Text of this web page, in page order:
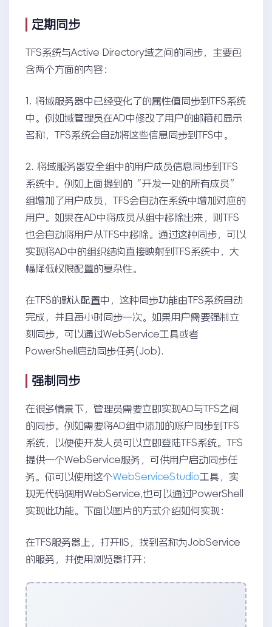
定期同步
TFS系统与Active Directory域之间的同步，主要包
含两个方面的内容：
1. 将域服务器中已经变化了的属性值同步到TFS系统
中。例如域管理员在AD中修改了用户的邮箱和显示
名称，TFS系统会自动将这些信息同步到TFS中。
2. 将域服务器安全组中的用户成员信息同步到TFS
系统中。例如上面提到的“开发一处的所有成员”
组增加了用户成员，TFS会自动在系统中增加对应的
用户。如果在AD中将成员从组中移除出来，则TFS
也会自动将用户从TFS中移除。通过这种同步，可以
实现将AD中的组织结构直接映射到TFS系统中，大
幅降低权限配置的复杂性。
在TFS的默认配置中，这种同步功能由TFS系统自动
完成，并且每小时同步一次。如果用户需要强制立
刻同步，可以通过WebService工具或者
PowerShell启动同步任务(Job).
强制同步
在很多情景下，管理员需要立即实现AD与TFS之间
的同步。例如需要将AD组中添加的账户同步到TFS
系统，以便使开发人员可以立即登陆TFS系统。TFS
提供一个WebService服务，可供用户启动同步任
务。你可以使用这个WebServiceStudio工具，实
现无代码调用WebService,也可以通过PowerShell
实现此功能。下面以图片的方式介绍如何实现：
在TFS服务器上，打开IIS，找到名称为JobService
的服务，并使用浏览器打开：